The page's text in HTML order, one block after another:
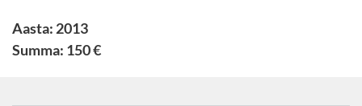
Aasta: 2013
Summa: 150 €